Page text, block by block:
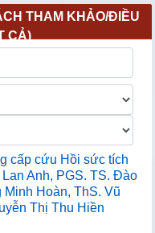
THAM KHẢO/ĐIỀU
CẢ)
cấp cứu Hồi sức tích
Anh, PGS. TS. Đào
Hoàn, ThS. Vũ
Thị Thu Hiền